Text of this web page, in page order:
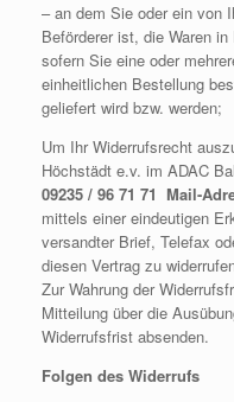
– an dem Sie oder ein von
Beförderer ist, die Waren
sofern Sie eine oder
einheitlichen Bestellung
geliefert wird bzw. werden;
Um Ihr Widerrufsrecht
Höchstädt e.v. im ADAC
09235 / 96 71 71 Mail-
mittels einer eindeutigen
versandter Brief, Telefax
diesen Vertrag zu
Zur Wahrung der
Mitteilung über die
Widerrufsfrist absenden.
Folgen des Widerrufs